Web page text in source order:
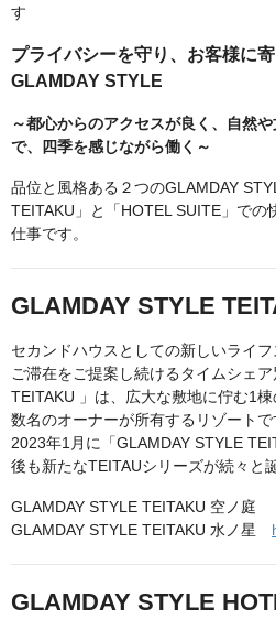
す
プライバシーを守り、お客様に
GLAMDAY STYLE
～都心からのアクセスが良く、自然
で、四季を感じながら働く～
品位と風格ある２つのGLAMDAY
TEITAKU」と「HOTEL SUITE」での
仕事です。
GLAMDAY STYLE
セカンドハウスとしての新しいライ
ご滞在をご提案し続けるタイムシェ
TEITAKU 」は、広大な敷地に佇む1
数名のオーナーが所有するリゾートで
2023年1月に「GLAMDAY STYLE
後も新たなTEITAUシリーズが続々と
GLAMDAY STYLE TEITAKU 空ノ庭
GLAMDAY STYLE TEITAKU 水ノ星
GLAMDAY STYLE